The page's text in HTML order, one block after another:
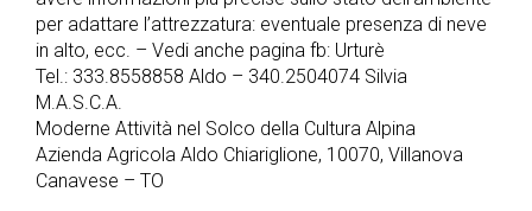
per adattare l’attrezzatura: eventuale presenza di neve
in alto, ecc. – Vedi anche pagina fb: Urturè
Tel.: 333.8558858 Aldo – 340.2504074 Silvia
M.A.S.C.A.
Moderne Attività nel Solco della Cultura Alpina
Azienda Agricola Aldo Chiariglione, 10070, Villanova
Canavese – TO